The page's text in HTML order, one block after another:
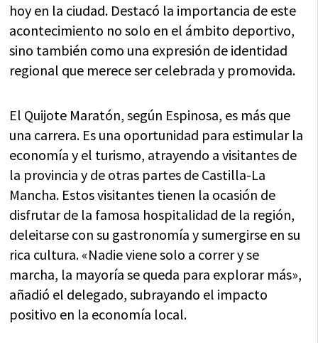
hoy en la ciudad. Destacó la importancia de este
acontecimiento no solo en el ámbito deportivo,
sino también como una expresión de identidad
regional que merece ser celebrada y promovida.
El Quijote Maratón, según Espinosa, es más que
una carrera. Es una oportunidad para estimular la
economía y el turismo, atrayendo a visitantes de
la provincia y de otras partes de Castilla-La
Mancha. Estos visitantes tienen la ocasión de
disfrutar de la famosa hospitalidad de la región,
deleitarse con su gastronomía y sumergirse en su
rica cultura. «Nadie viene solo a correr y se
marcha, la mayoría se queda para explorar más»,
añadió el delegado, subrayando el impacto
positivo en la economía local.